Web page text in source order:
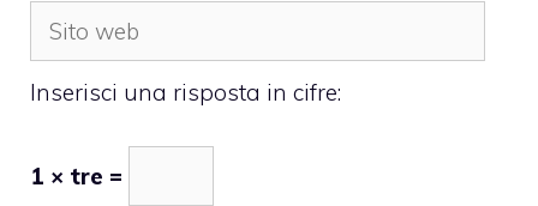
Sito
web
Inserisci una risposta in cifre:
1 × tre =